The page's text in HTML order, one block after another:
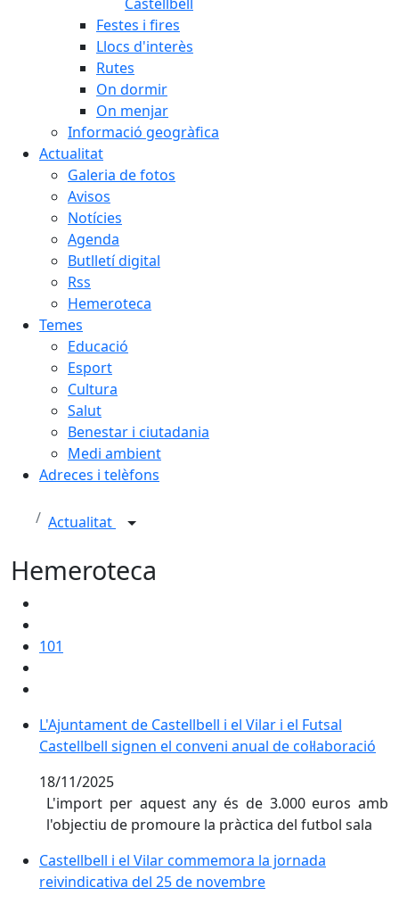
Festes i fires
Llocs d'interès
Rutes
On dormir
On menjar
Informació geogràfica
Actualitat
Galeria de fotos
Avisos
Notícies
Agenda
Butlletí digital
Rss
Hemeroteca
Temes
Educació
Esport
Cultura
Salut
Benestar i ciutadania
Medi ambient
Adreces i telèfons
Actualitat
Hemeroteca
101
L'Ajuntament de Castellbell i el Vilar i el Futsal
L'Ajuntament de Castellbell i el Vilar i el Futsal
Castellbell signen el conveni anual de col·laboració
18/11/2025
L'import per aquest any és de 3.000 euros amb
l'objectiu de promoure la pràctica del futbol sala
Castellbell i el Vilar commemora la jornada
Castellbell i el Vilar commemora la jornada
reivindicativa del 25 de novembre